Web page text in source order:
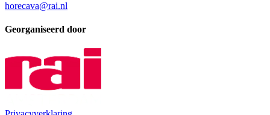
horecava@rai.nl
Georganiseerd door